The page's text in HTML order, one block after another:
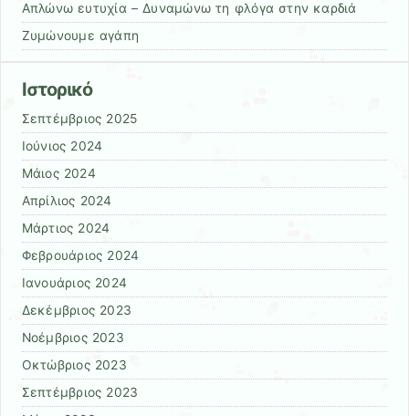
Απλώνω ευτυχία – Δυναμώνω τη φλόγα στην καρδιά
Ζυμώνουμε αγάπη
Ιστορικό
Σεπτέμβριος 2025
Ιούνιος 2024
Μάιος 2024
Απρίλιος 2024
Μάρτιος 2024
Φεβρουάριος 2024
Ιανουάριος 2024
Δεκέμβριος 2023
Νοέμβριος 2023
Οκτώβριος 2023
Σεπτέμβριος 2023